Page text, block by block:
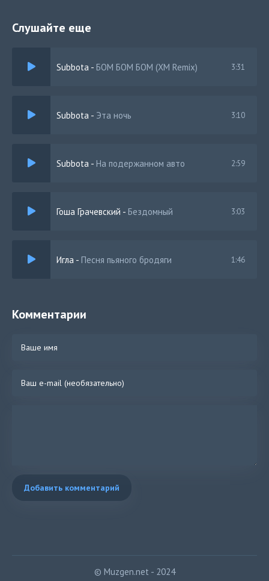
Моя жизнь - твоя смерть
Слушайте еще
Subbota - БОМ БОМ БОМ (XM Remix) 3:31
Subbota - Эта ночь 3:10
Subbota - На подержанном авто 2:59
Гоша Грачевский - Бездомный 3:03
Игла - Песня пьяного бродяги 1:46
Комментарии
Добавить комментарий
© Muzgen.net - 2024